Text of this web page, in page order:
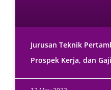
Jurusan Teknik
Prospek Kerja, dan Gaji